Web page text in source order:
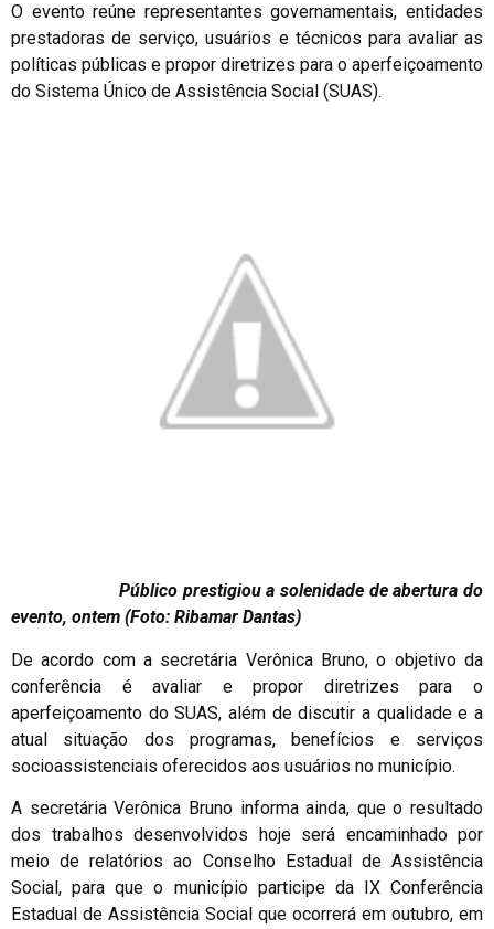
O evento reúne representantes governamentais, entidades
prestadoras de serviço, usuários e técnicos para avaliar as
políticas públicas e propor diretrizes para o aperfeiçoamento
do Sistema Único de Assistência Social (SUAS).
Público prestigiou a solenidade de abertura do
evento, ontem (Foto: Ribamar Dantas)
De acordo com a secretária Verônica Bruno, o objetivo da
conferência é avaliar e propor diretrizes para o
aperfeiçoamento do SUAS, além de discutir a qualidade e a
atual situação dos programas, benefícios e serviços
socioassistenciais oferecidos aos usuários no município.
A secretária Verônica Bruno informa ainda, que o resultado
dos trabalhos desenvolvidos hoje será encaminhado por
meio de relatórios ao Conselho Estadual de Assistência
Social, para que o município participe da IX Conferência
Estadual de Assistência Social que ocorrerá em outubro, em